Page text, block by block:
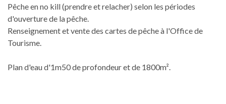
Pêche en no kill (prendre et relacher) selon les périodes
d'ouverture de la pêche.
Renseignement et vente des cartes de pêche à l'Office de
Tourisme.
Plan d'eau d'1m50 de profondeur et de 1800m².